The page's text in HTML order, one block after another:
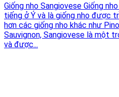
Giống nho Sangiovese Giống
tiếng ở Ý và là giống nho được
hơn các giống nho khác như
Sauvignon, Sangiovese là một
và được...